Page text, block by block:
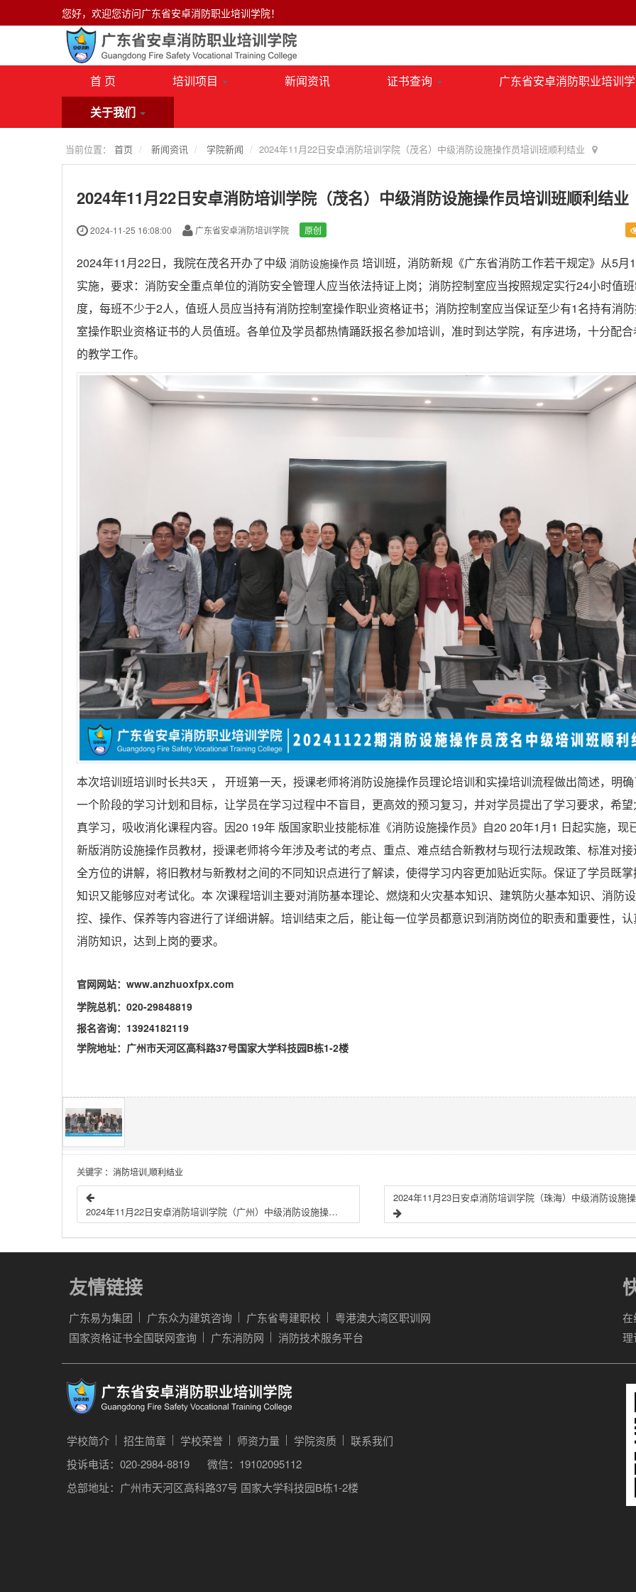
您好，欢迎您访问广东省安卓消防职业培训学院！
首 页 培训项目 新闻资讯 证书查询 广东省安卓消防职业培训
关于我们
当前位置： 首页 新闻资讯 学院新闻 2024年11月22日安卓消防培训学院（茂名）中级消防设施操作员培训班顺利结业
2024年11月22日安卓消防培训学院（茂名）中级消防设施操作员培训班顺利结业
2024-11-25 16:08:00 广东省安卓消防培训学院 原创
2024年11月22日，我院在茂名开办了中级 消防设施操作员 培训班，消防新规《广东省消防工作若干规定》从5月
实施，要求：消防安全重点单位的消防安全管理人应当依法持证上岗；消防控制室应当按照规定实行24小时值
度，每班不少于2人，值班人员应当持有消防控制室操作职业资格证书；消防控制室应当保证至少有1名持有消
室操作职业资格证书的人员值班。各单位及学员都热情踊跃报名参加培训，准时到达学院，有序进场，十分配合
的教学工作。
本次培训班培训时长共3天 ，
开班第一天，授课老师将消防设施操作员理论培训和实操培训流程做出简述，明
一个阶段的学习计划和目标，让学员在学习过程中不盲目，更高效的预习复习，并对学员提出了学习要求，希望
真学习，吸收消化课程内容。因20 19年 版国家职业技能标准《消防设施操作员》自20 20年1月1 日起实施，现
新版消防设施操作员教材，授课老师将今年涉及考试的考点、重点、难点结合新教材与现行法规政策、标准对接
全方位的讲解，将旧教材与新教材之间的不同知识点进行了解读，使得学习内容更加贴近实际。保证了学员既掌
知识又能够应对考试化。 本 次课程培训主要对消防基本理论、燃烧和火灾基本知识、建筑防火基本知识、消防
控、操作、保养等内容进行了详细讲解。培训结束之后，能让每一位学员都意识到消防岗位的职责和重要性，认
消防知识，达到上岗的要求。
官网网站：www.anzhuoxfpx.com
学院总机：020-29848819
报名咨询：13924182119
学院地址：广州市天河区高科路37号国家大学科技园B栋1-2楼
关键字 ：消防培训,顺利结业
2024年11月22日安卓消防培训学院（广州）中级消防设施操作员企业培训班顺利结业
友情链接
广东易为集团 广东众为建筑咨询 广东省粤建职校
粤港澳大湾区职训网
国家资格证书全国联网查询
广东消防网 消防技术服务平台
在
理
学校简介 招生简章 学校荣誉 师资力量 学院资质
联系我们
投诉电话：020-2984-8819
微信：19102095112
总部地址：广州市天河区高科路37号 国家大学科技园B栋1-2楼